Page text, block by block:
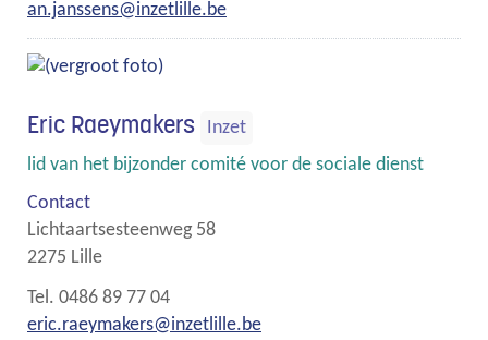
E-
mail
an.janssens@inzetlille.be
Eric Raeymakers Inzet
Functies
lid van het bijzonder comité voor de sociale dienst
Contact
Lichtaartsesteenweg 58
,2275 Lille
Gsm0486 89 77 04
E-
eric.raeymakers@inzetlille.be